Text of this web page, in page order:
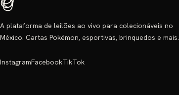
A plataforma de leilões ao vivo para colecionáveis no
México. Cartas Pokémon, esportivas, brinquedos e mais.
InstagramFacebookTikTok